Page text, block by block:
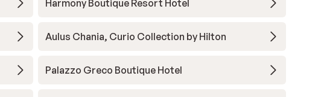
Harmony Boutique Resort Hotel
Aulus Chania, Curio Collection by Hilton
Palazzo Greco Boutique Hotel